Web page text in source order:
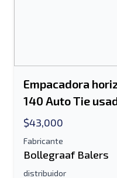
Empacadora
140 Auto Tie
$43,000
Fabricante
Bollegraaf Balers
distribuidor